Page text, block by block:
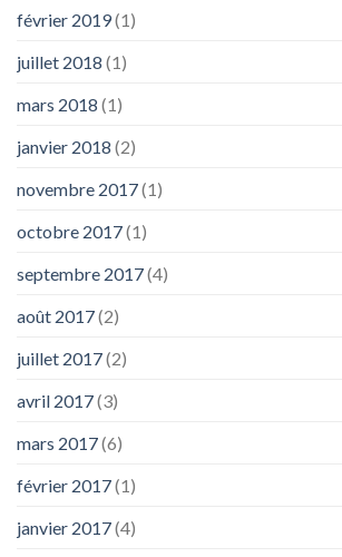
février 2019(1)
juillet 2018 (1)
mars 2018 (1)
janvier 2018 (2)
novembre 2017(1)
octobre 2017(1)
septembre 2017(4)
août 2017(2)
juillet 2017(2)
avril 2017(3)
mars 2017(6)
février 2017(1)
janvier 2017(4)